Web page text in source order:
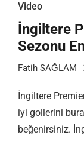
Video
İngiltere
Sezonu
Fatih SAĞLAM
İngiltere
iyi gollerini
beğenirsiniz.